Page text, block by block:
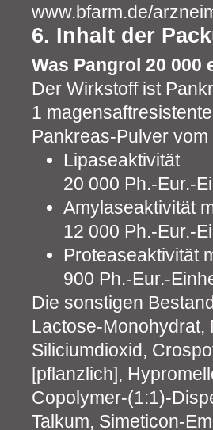
www.bfarm.de/
6. Inhalt der
Was Pangrol 20 000
Der Wirkstoff ist
1
Pankreas-Pulver vom
Lipaseaktivität
20 000 Ph.-Eur.-
Amylaseaktivität
12 000 Ph.-Eur.-
Proteaseaktivität
900 Ph.-Eur.-
Die sonstigen
Lactose-
Siliciumdioxid,
[pflanzlich],
Copolymer-(1:1)-
Talkum, Simeticon-